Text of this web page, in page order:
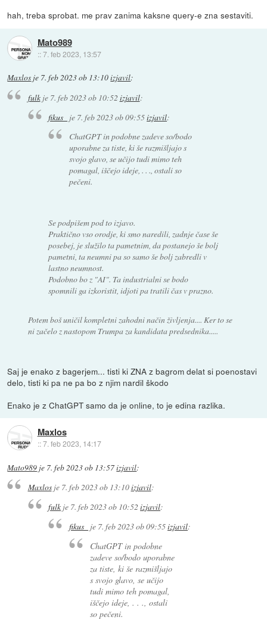
hah, treba sprobat. me prav zanima kaksne query-e zna sestaviti.
Mato989
::7. feb 2023, 13:57
Maxlos je 7. feb 2023 ob 13:10izjavil:
fulkje 7. feb 2023 ob 10:52 izjavil:
fikus_ je 7. feb 2023 ob 09:55izjavil:
ChatGPT in podobne zadeve so/bodo
uporabne za tiste, ki še razmišljajo s
svojo glavo, se učijo tudi mimo teh
pomagal, iščejo ideje, . . ., ostali so
pečeni.
Se podpišem pod to izjavo.
Praktično vso orodje, ki smo naredili, zadnje čase še
posebej, je služilo ta pametnim, da postanejo še bolj
pametni, ta neumni pa so samo še bolj zabredli v
lastno neumnost.
Podobno bo z "AI". Ta industrialni se bodo
spomnili ga izkoristit, idjoti pa tratili čas v prazno.
Potem boš uničil kompletni zahodni način življenja.... Ker to se
ni začelo z nastopom Trumpa za kandidata predsednika.....
Saj je enako z bagerjem... tisti ki ZNA z bagrom delat si poenostavi
delo, tisti ki pa ne pa bo z njim nardil škodo
Enako je z ChatGPT samo da je online, to je edina razlika.
Maxlos
::7. feb 2023, 14:17
Mato989 je 7. feb 2023 ob 13:57izjavil:
Maxlosje 7. feb 2023 ob 13:10izjavil:
fulk je 7. feb 2023 ob 10:52izjavil:
fikus_ je 7. feb 2023 ob 09:55izjavil:
ChatGPT in podobne
zadeve so/bodo uporabne
za tiste, ki še razmišljajo
s svojo glavo, se učijo
tudi mimo teh pomagal,
iščejo ideje, . . ., ostali
so pečeni.